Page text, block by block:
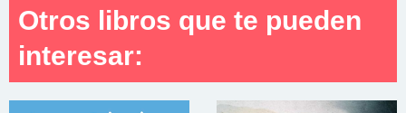
Otros libros que te pueden
interesar: